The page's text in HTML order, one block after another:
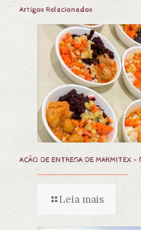
Artigos Relacionados
AÇÃO DE ENTREGA DE
Leia mais